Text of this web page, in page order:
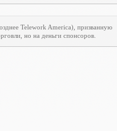
Telework America), призванную
но на деньги спонсоров.